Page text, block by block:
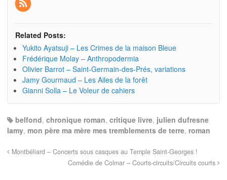
Related Posts:
Yukito Ayatsuji – Les Crimes de la maison Bleue
Frédérique Molay – Anthropodermia
Olivier Barrot – Saint-Germain-des-Prés, variations
Jamy Gourmaud – Les Ailes de la forêt
Gianni Solla – Le Voleur de cahiers
belfond, chronique roman, critique livre, julien dufresne
lamy, mon père ma mère mes tremblements de terre, roman
Montbéliard – Concerts sous casques au Temple Saint-Georges !
Comédie de Colmar – Courts-circuits/Circuits courts